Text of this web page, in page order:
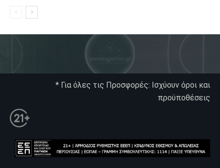
* Για όλες τις Προσφορές: Ισχύουν όροι και
προϋποθέσεις